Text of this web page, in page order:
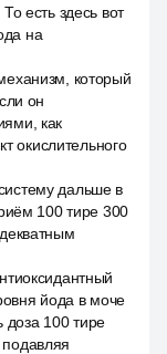
есть здесь вот
на
который
он
как
окислительного
дальше в
100 тире 300
йода в моче
доза 100 тире